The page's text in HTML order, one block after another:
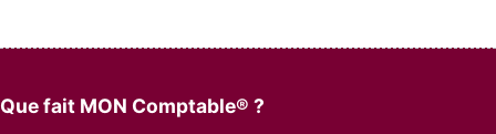
Que fait MON Comptable® ?